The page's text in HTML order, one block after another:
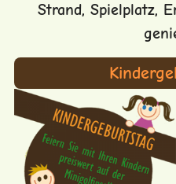
Strand, Spielplatz,